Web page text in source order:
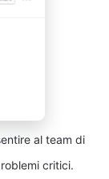
al team di
critici.